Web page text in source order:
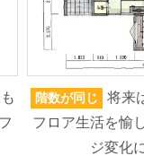
階数が同じ
将来
フロア生活を愉
ジ変化